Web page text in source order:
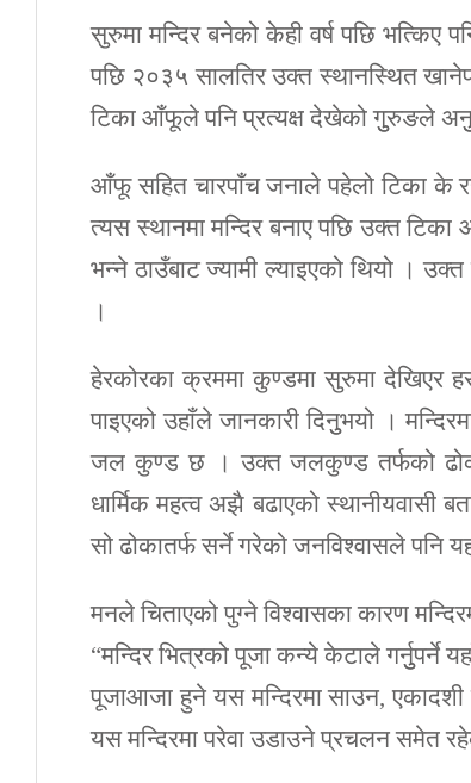
सुरुमा मन्दिर बनेको केही वर्ष पछि भत्किए
पछि २०३५ सालतिर उक्त स्थानस्थित
टिका आँफूले पनि प्रत्यक्ष देखेको गुुरुङले
आँफू सहित चारपाँच जनाले पहेलो टिका के
त्यस स्थानमा मन्दिर बनाए पछि उक्त
भन्ने ठाउँबाट ज्यामी ल्याइएको थियो ।
।
हेरकोरका क्रममा कुण्डमा सुरुमा देखिएर
पाइएको उहाँले जानकारी दिनुुभयो ।
जल कुण्ड छ । उक्त जलकुण्ड तर्फको ढोका
धार्मिक महत्व अझै बढाएको स्थानीयवासी
सो ढोकातर्फ सर्ने गरेको जनविश्वासले पनि
मनले चिताएको पुग्ने विश्वासका कारण
“मन्दिर भित्रको पूजा कन्ये केटाले गर्नुुपर्ने
पूजाआजा हुने यस मन्दिरमा साउन,
यस मन्दिरमा परेवा उडाउने प्रचलन समेत